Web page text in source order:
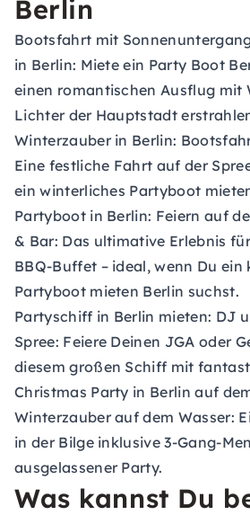
Berlin
Bootsfahrt mit
in Berlin: Miete ein Party Boot
einen romantischen Ausflug mit
Lichter der Hauptstadt
Winterzauber in Berlin:
Eine festliche Fahrt auf der
ein winterliches Partyboot
Partyboot in Berlin: Feiern auf
& Bar: Das ultimative Erlebnis
BBQ-Buffet – ideal, wenn Du ein
Partyboot mieten Berlin suchst.
Partyschiff in Berlin mieten: DJ
Spree: Feiere Deinen JGA oder
diesem großen Schiff mit
Christmas Party in Berlin auf
Winterzauber auf dem Wasser:
in der Bilge inklusive 3-Gang-
ausgelassener Party.
Was kannst Du